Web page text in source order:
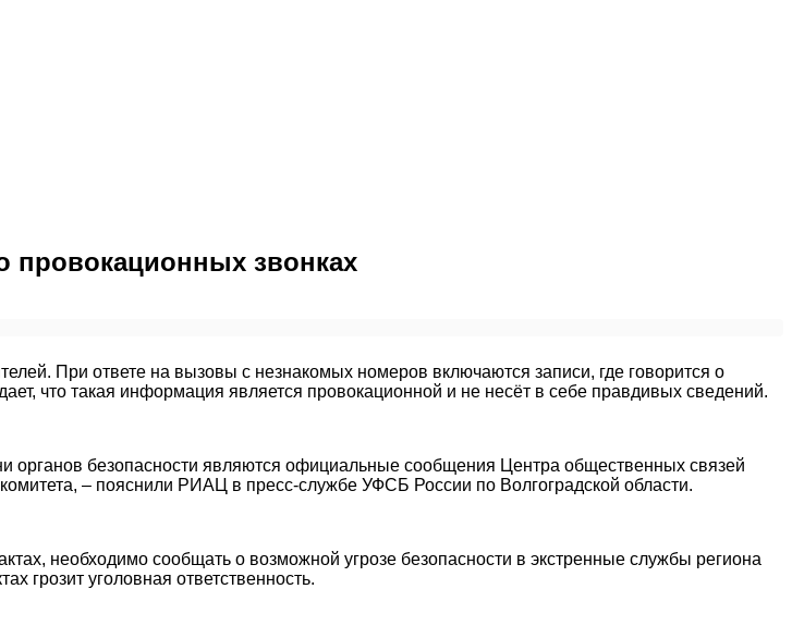
провокационных звонках
При ответе на вызовы с незнакомых номеров включаются записи, где говорится о
что такая информация является провокационной и не несёт в себе правдивых сведений.
безопасности являются официальные сообщения Центра общественных связей
– пояснили РИАЦ в пресс-службе УФСБ России по Волгоградской области.
необходимо сообщать о возможной угрозе безопасности в экстренные службы региона
грозит уголовная ответственность.